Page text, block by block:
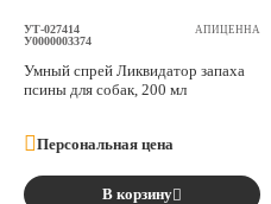
УТ-027414
У0000003374
АПИЦЕННА
Умный спрей Ликвидатор запаха
псины для собак, 200 мл
Персональная цена
В корзину